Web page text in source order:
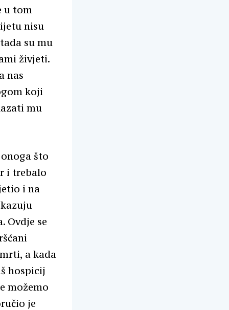
u tom
nisu
su mu
živjeti.
nas
koji
mu
što
i trebalo
i na
Ovdje se
a kada
hospicij
možemo
je